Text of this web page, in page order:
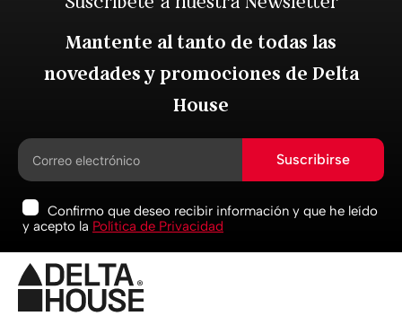
Mantente al tanto de todas las
novedades y promociones de Delta
House
Suscribirse
Confirmo que deseo recibir información y que he leído
y acepto la Política de Privacidad